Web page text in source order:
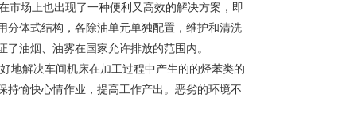
市场上也出现了一种便利又高效的解决方案，即
分体式结构，各除油单元单独配置，维护和清洗
油烟、油雾在国家允许排放的范围内。
地解决车间机床在加工过程中产生的的烃苯类的
愉快心情作业，提高工作产出。恶劣的环境不